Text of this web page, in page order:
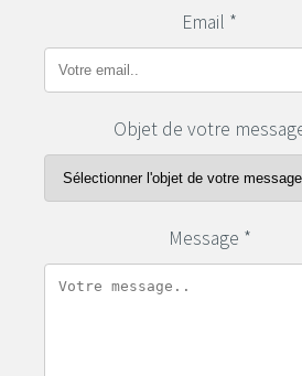
Email *
Objet de votre
Message *